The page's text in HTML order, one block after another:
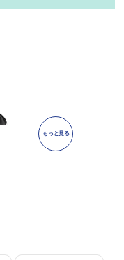
もっと見る